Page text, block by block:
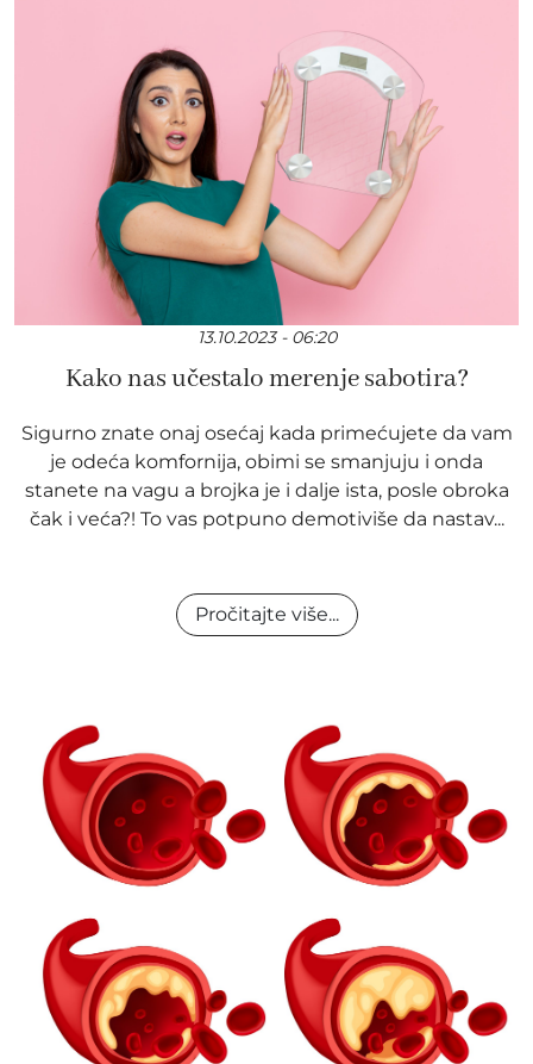
13.10.2023 - 06:20
Kako nas učestalo merenje sabotira?
Sigurno znate onaj osećaj kada primećujete da vam
je odeća komfornija, obimi se smanjuju i onda
stanete na vagu a brojka je i dalje ista, posle obroka
čak i veća?! To vas potpuno demotiviše da nastav...
Pročitajte više...